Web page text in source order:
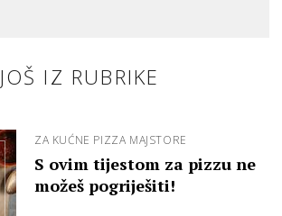
JOŠ IZ RUBRIKE
ZA KUĆNE PIZZA MAJSTORE
S ovim tijestom za pizzu ne
možeš pogriješiti!